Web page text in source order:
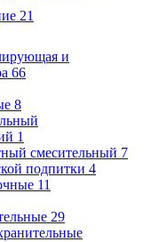
21
и
66
8
1
cмесительный 7
подпитки 4
11
29